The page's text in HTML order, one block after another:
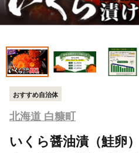
おすすめ自治体
北海道 白糠町
いくら醤油漬（鮭卵